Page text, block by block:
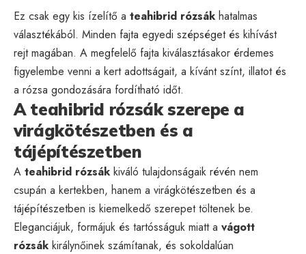
Ez csak egy kis ízelítő a teahibrid rózsák hatalmas
választékából. Minden fajta egyedi szépséget és kihívást
rejt magában. A megfelelő fajta kiválasztásakor érdemes
figyelembe venni a kert adottságait, a kívánt színt, illatot és
a rózsa gondozására fordítható időt.
A teahibrid rózsák szerepe a
virágkötészetben és a
tájépítészetben
A teahibrid rózsák kiváló tulajdonságaik révén nem
csupán a kertekben, hanem a virágkötészetben és a
tájépítészetben is kiemelkedő szerepet töltenek be.
Eleganciájuk, formájuk és tartósságuk miatt a vágott
rózsák királynőinek számítanak, és sokoldalúan